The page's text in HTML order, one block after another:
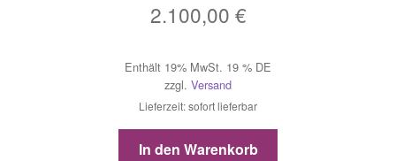
2.100,00 €
Enthält 19% MwSt. 19 % DE
zzgl. Versand
Lieferzeit: sofort lieferbar
In den Warenkorb